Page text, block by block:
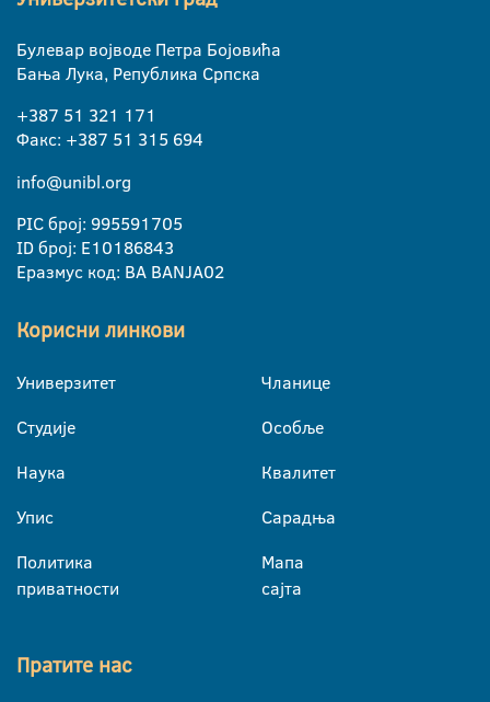
Булевар војводе Петра Бојовића
Бања Лука, Република Српска
+387 51 321 171
Факс: +387 51 315 694
info@unibl.org
PIC број: 995591705
ID број: E10186843
Еразмус код: BA BANJA02
Корисни линкови
Универзитет
Студије
Наука
Упис
Политика
приватности
Чланице
Особље
Квалитет
Сарадња
Мапа
сајта
Пратите нас